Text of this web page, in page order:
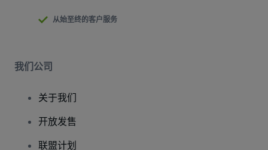
从始至终的客户服务
我们公司
关于我们
开放发售
联盟计划